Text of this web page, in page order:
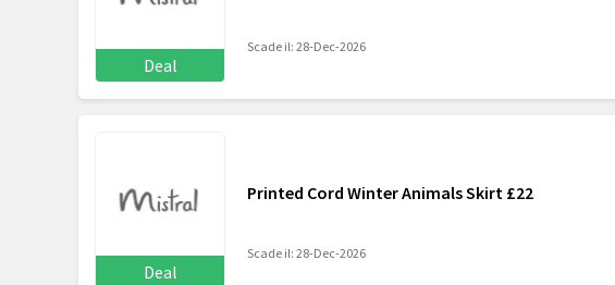
Deal
Scade il: 28-Dec-2026
Deal
Printed Cord Winter Animals Skirt £22
Scade il: 28-Dec-2026